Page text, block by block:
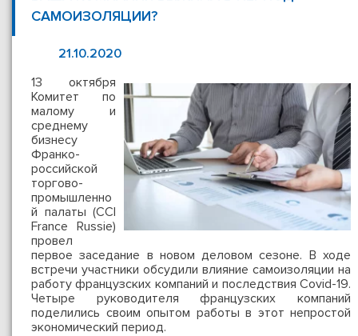
САМОИЗОЛЯЦИИ?
21.10.2020
13 октября
Комитет по
малому и
среднему
бизнесу
Франко-
российской
торгово-
промышленно
й палаты (CCI
France Russie)
провел
первое заседание в новом деловом сезоне. В ходе
встречи участники обсудили влияние самоизоляции на
работу французских компаний и последствия Covid-19.
Четыре руководителя французских компаний
поделились своим опытом работы в этот непростой
экономический период.